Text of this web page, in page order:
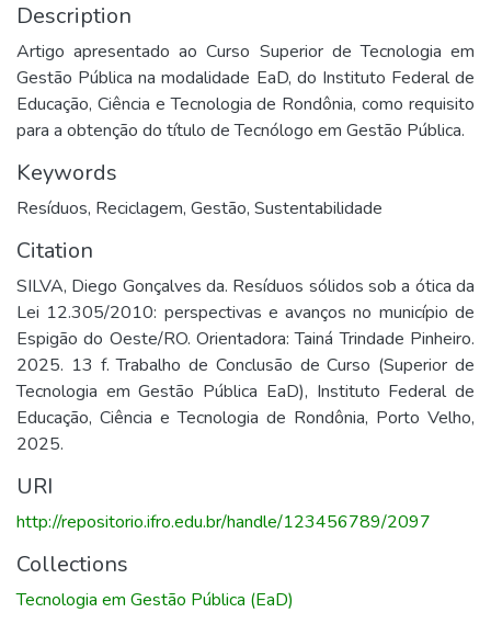
Description
Artigo apresentado ao Curso Superior de Tecnologia em
Gestão Pública na modalidade EaD, do Instituto Federal de
Educação, Ciência e Tecnologia de Rondônia, como requisito
para a obtenção do título de Tecnólogo em Gestão Pública.
Keywords
Resíduos, Reciclagem, Gestão, Sustentabilidade
Citation
SILVA, Diego Gonçalves da. Resíduos sólidos sob a ótica da
Lei 12.305/2010: perspectivas e avanços no município de
Espigão do Oeste/RO. Orientadora: Tainá Trindade Pinheiro.
2025. 13 f. Trabalho de Conclusão de Curso (Superior de
Tecnologia em Gestão Pública EaD), Instituto Federal de
Educação, Ciência e Tecnologia de Rondônia, Porto Velho,
2025.
URI
http://repositorio.ifro.edu.br/handle/123456789/2097
Collections
Tecnologia em Gestão Pública (EaD)